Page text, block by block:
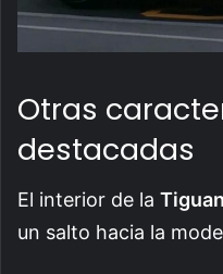
Otras
destacadas
El interior de la Tiguan
un salto hacia la